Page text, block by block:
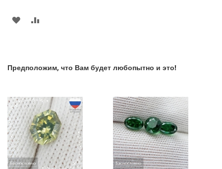
В
Предположим, что Вам будет любопытно и это!